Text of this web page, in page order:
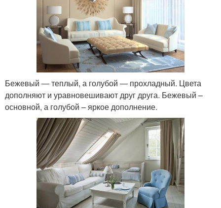
Бежевый ― теплый, а голубой ― прохладный. Цвета
дополняют и уравновешивают друг друга. Бежевый –
основной, а голубой – яркое дополнение.